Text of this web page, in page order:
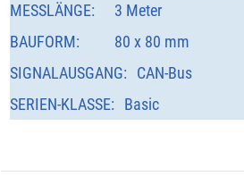
MESSLÄNGE:
3 Meter
BAUFORM:
80 x 80 mm
SIGNALAUSGANG:
CAN-Bus
SERIEN-KLASSE:
Basic